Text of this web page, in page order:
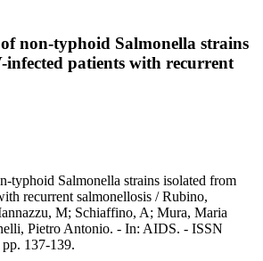
non-typhoid Salmonella strains
patients with recurrent
typhoid Salmonella strains isolated from
recurrent salmonellosis / Rubino,
M; Schiaffino, A; Mura, Maria
Pietro Antonio. - In: AIDS. - ISSN
137-139.